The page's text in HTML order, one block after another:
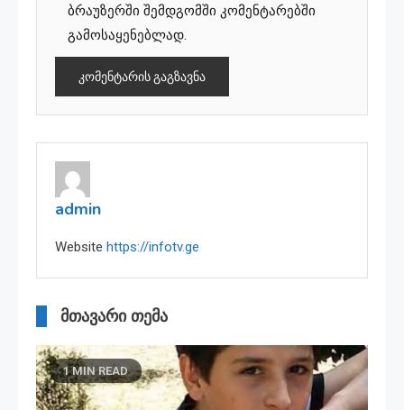
ბრაუზერში შემდგომში კომენტარებში
გამოსაყენებლად.
admin
Website https://infotv.ge
მთავარი თემა
1 MIN READ